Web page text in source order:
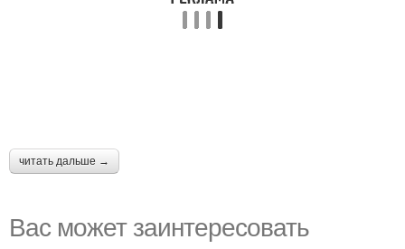
читать дальше →
Вас может заинтересовать